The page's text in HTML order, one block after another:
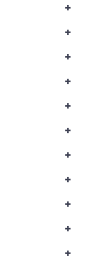
+
+
+
+
+
+
+
+
+
+
+